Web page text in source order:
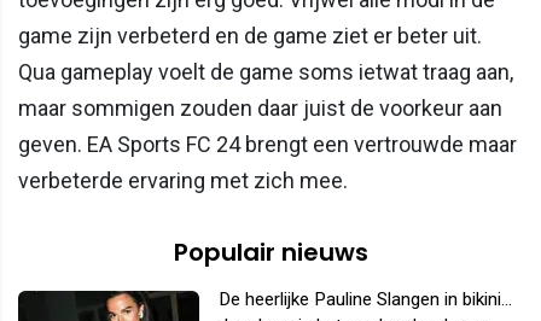
game zijn verbeterd en de game ziet er beter uit.
Qua gameplay voelt de game soms ietwat traag aan,
maar sommigen zouden daar juist de voorkeur aan
geven. EA Sports FC 24 brengt een vertrouwde maar
verbeterde ervaring met zich mee.
Populair nieuws
De heerlijke Pauline Slangen in bikini...